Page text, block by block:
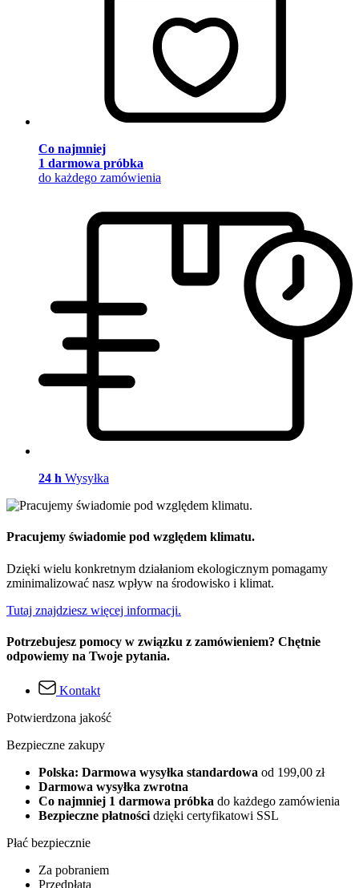
Co najmniej
1 darmowa próbka
do każdego zamówienia
24 h Wysyłka
Pracujemy świadomie pod względem klimatu.
Dzięki wielu konkretnym działaniom ekologicznym pomagamy
zminimalizować nasz wpływ na środowisko i klimat.
Tutaj znajdziesz więcej informacji.
Potrzebujesz pomocy w związku z zamówieniem? Chętnie
odpowiemy na Twoje pytania.
Kontakt
Potwierdzona jakość
Bezpieczne zakupy
Polska: Darmowa wysyłka standardowa od 199,00 zł
Darmowa wysyłka zwrotna
Co najmniej 1 darmowa próbka do każdego zamówienia
Bezpieczne płatności dzięki certyfikatowi SSL
Płać bezpiecznie
Za pobraniem
Przedpłata